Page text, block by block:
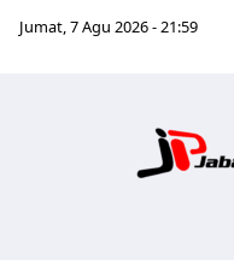
Jumat, 7 Agu 2026 - 21:59